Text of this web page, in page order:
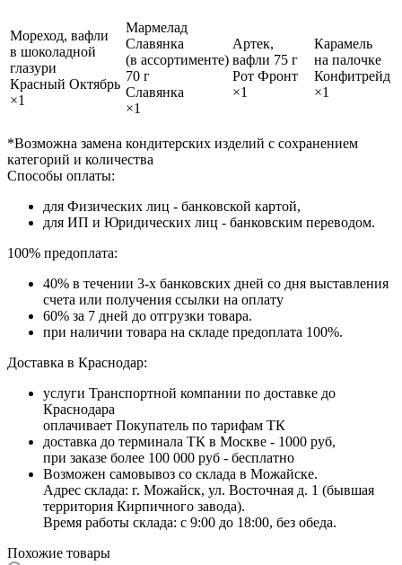
Мореход, вафли
в шоколадной
глазури
Красный Октябрь
×1
Мармелад
Славянка
(в ассортименте)
70 г
Славянка
×1
Артек,
вафли 75 г
Рот Фронт
×1
Карамель
на палочке
Конфитрейд
×1
*Возможна замена кондитерских изделий с сохранением
категорий и количества
Способы оплаты:
для Физических лиц - банковской картой,
для ИП и Юридических лиц - банковским переводом.
100% предоплата:
40% в течении 3-х банковских дней со дня выставления
счета или получения ссылки на оплату
60% за 7 дней до отгрузки товара.
при наличии товара на складе предоплата 100%.
Доставка в Краснодар:
услуги Транспортной компании по доставке до
Краснодара
оплачивает Покупатель по тарифам ТК
доставка до терминала ТК в Москве - 1000 руб,
при заказе более 100 000 руб - бесплатно
Возможен самовывоз со склада в Можайске.
Адрес склада: г. Можайск, ул. Восточная д. 1 (бывшая
территория Кирпичного завода).
Время работы склада: с 9:00 до 18:00, без обеда.
Похожие товары